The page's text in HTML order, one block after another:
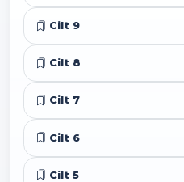
Cilt 9
Cilt 8
Cilt 7
Cilt 6
Cilt 5